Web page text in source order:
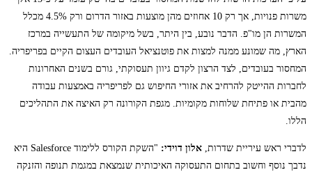
משרות פנויות, אך רק 10 אחוזים מהן מוצעות באזור הדרום ורק 4.5% מכלל
המשרות הן מו"פ. הדבר נובע, בין היתר, בשל מיקומה של התעשייה במרכז
הארץ, מה שמונע ממנה למצות את פוטנציאל העובדים העצום הקיים בפריפריה.
המחסור בעובדים, לצד הרצון לקדם גיוון תעסוקתי, גורם בשנים האחרונות
לחברות ההייטק להרחיב את אזורי החיפוש גם לפריפריה באמצעות עבודה
מהבית או פתיחת שלוחות מקומיות. מגפת הקורונה רק האיצה את התהליכים
הללו.
לדברי ראש עיריית שדרות, אלון דוידי:
"השקת הקורס ללימוד Salesforce היא
נדבך נוסף וחשוב בתחום התעסוקה האיכותית שנמצאת במגמת תנופה והזנקה